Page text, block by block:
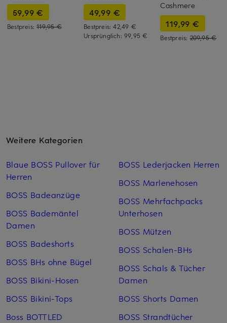
59,99 €
Bestpreis:119,95 €
49,99 €
Bestpreis:42,49 €
Ursprünglich: 99,95 €
Cashmere
119,99 €
Bestpreis:209,95 €
Weitere Kategorien
Blaue BOSS Pullover für
Herren
BOSS Badeanzüge
BOSS Bademäntel
Damen
BOSS Badeshorts
BOSS BHs ohne Bügel
BOSS Bikini-Hosen
BOSS Bikini-Tops
Boss BOTTLED
BOSS Lederjacken Herren
BOSS Marlenehosen
BOSS Mehrfachpacks
Unterhosen
BOSS Mützen
BOSS Schalen-BHs
BOSS Schals & Tücher
Damen
BOSS Shorts Damen
BOSS Strandtücher